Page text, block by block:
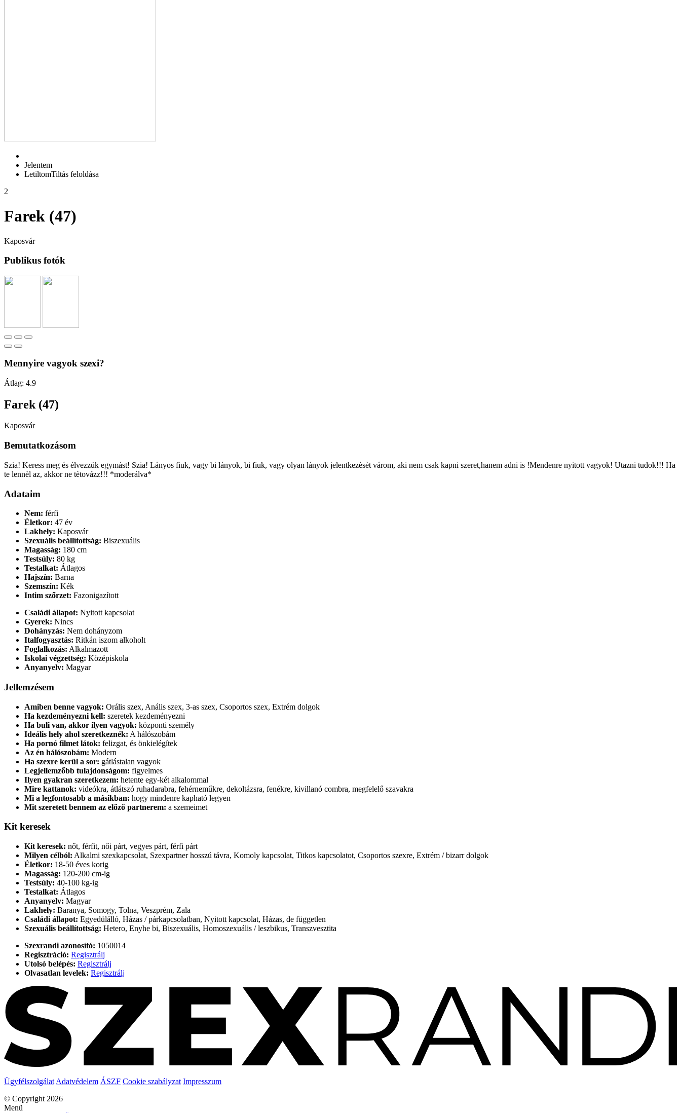
Jelentem
LetiltomTiltás feloldása
2
Farek (47)
Kaposvár
Publikus fotók
Mennyire vagyok szexi?
Átlag: 4.9
Farek (47)
Kaposvár
Bemutatkozásom
Szia! Keress meg és élvezzük egymást! Szia! Lányos fiuk, vagy bi lányok, bi fiuk, vagy olyan lányok jelentkezèsèt várom, aki nem csak kapni szeret,hanem adni is !Mendenre nyitott vagyok! Utazni tudok!!! Ha
te lennèl az, akkor ne tètovázz!!! *moderálva*
Adataim
Nem: férfi
Életkor: 47 év
Lakhely: Kaposvár
Szexuális beállítottság: Biszexuális
Magasság: 180 cm
Testsúly: 80 kg
Testalkat: Átlagos
Hajszín: Barna
Szemszín: Kék
Intim szőrzet: Fazonigazított
Családi állapot: Nyitott kapcsolat
Gyerek: Nincs
Dohányzás: Nem dohányzom
Italfogyasztás: Ritkán iszom alkoholt
Foglalkozás: Alkalmazott
Iskolai végzettség: Középiskola
Anyanyelv: Magyar
Jellemzésem
Amiben benne vagyok: Orális szex, Anális szex, 3-as szex, Csoportos szex, Extrém dolgok
Ha kezdeményezni kell: szeretek kezdeményezni
Ha buli van, akkor ilyen vagyok: központi személy
Ideális hely ahol szeretkeznék: A hálószobám
Ha pornó filmet látok: felizgat, és önkielégítek
Az én hálószobám: Modern
Ha szexre kerül a sor: gátlástalan vagyok
Legjellemzőbb tulajdonságom: figyelmes
Ilyen gyakran szeretkezem: hetente egy-két alkalommal
Mire kattanok: videókra, átlátszó ruhadarabra, fehérneműkre, dekoltázsra, fenékre, kivillanó combra, megfelelő szavakra
Mi a legfontosabb a másikban: hogy mindenre kapható legyen
Mit szeretett bennem az előző partnerem: a szemeimet
Kit keresek
Kit keresek: nőt, férfit, női párt, vegyes párt, férfi párt
Milyen célból: Alkalmi szexkapcsolat, Szexpartner hosszú távra, Komoly kapcsolat, Titkos kapcsolatot, Csoportos szexre, Extrém / bizarr dolgok
Életkor: 18-50 éves korig
Magasság: 120-200 cm-ig
Testsúly: 40-100 kg-ig
Testalkat: Átlagos
Anyanyelv: Magyar
Lakhely: Baranya, Somogy, Tolna, Veszprém, Zala
Családi állapot: Egyedülálló, Házas / párkapcsolatban, Nyitott kapcsolat, Házas, de független
Szexuális beállítottság: Hetero, Enyhe bi, Biszexuális, Homoszexuális / leszbikus, Transzvesztita
Szexrandi azonosító: 1050014
Regisztráció: Regisztrálj
Utolsó belépés: Regisztrálj
Olvasatlan levelek: Regisztrálj
Ügyfélszolgálat Adatvédelem ÁSZF Cookie szabályzat Impresszum
© Copyright 2026
Menü